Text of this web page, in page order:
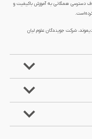
هدف دسترسی همگانی به آموزش باکیفیت و
شرکت جویندگان علوم لیان